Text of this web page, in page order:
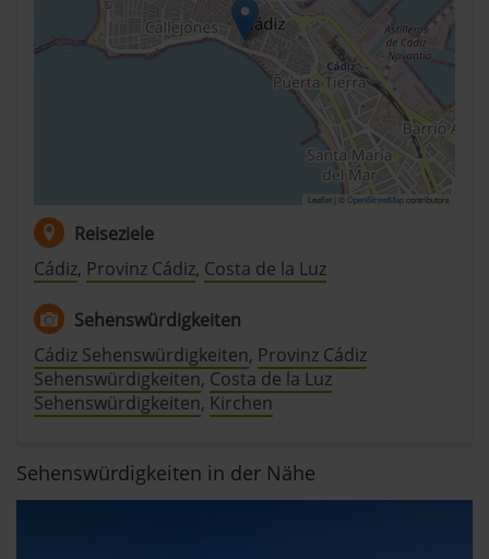
Leaflet | © OpenStreetMapcontributors
Reiseziele
Cádiz, Provinz Cádiz, Costa de la Luz
Sehenswürdigkeiten
Cádiz Sehenswürdigkeiten, Provinz Cádiz
Sehenswürdigkeiten, Costa de la Luz
Sehenswürdigkeiten, Kirchen
Sehenswürdigkeiten in der Nähe